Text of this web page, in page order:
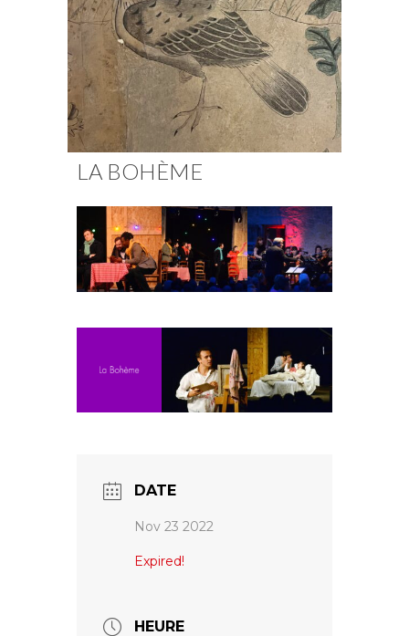
Fuoco Obbligato
Fuoco Jazz
Archives
CDs
Vidéos
Galerie
Presse
Nous soutenir
Contact
LA BOHÈME
DATE
Nov 23 2022
Expired!
HEURE